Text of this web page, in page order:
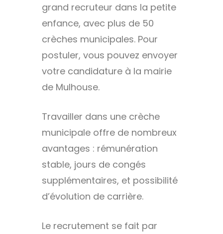
grand recruteur dans la petite
enfance, avec plus de 50
crèches municipales. Pour
postuler, vous pouvez envoyer
votre candidature à la mairie
de Mulhouse.
Travailler dans une crèche
municipale offre de nombreux
avantages : rémunération
stable, jours de congés
supplémentaires, et possibilité
d’évolution de carrière.
Le recrutement se fait par